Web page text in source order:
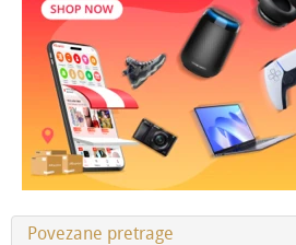
Povezane pretrage